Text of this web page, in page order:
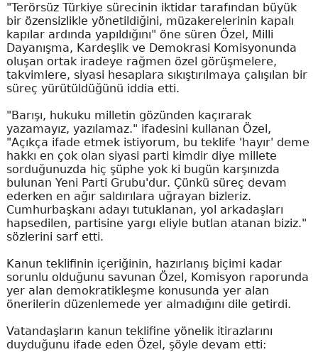
"Terörsüz Türkiye sürecinin iktidar tarafından büyük
bir özensizlikle yönetildiğini, müzakerelerinin kapalı
kapılar ardında yapıldığını" öne süren Özel, Milli
Dayanışma, Kardeşlik ve Demokrasi Komisyonunda
oluşan ortak iradeye rağmen özel görüşmelere,
takvimlere, siyasi hesaplara sıkıştırılmaya çalışılan bir
süreç yürütüldüğünü iddia etti.
"Barışı, hukuku milletin gözünden kaçırarak
yazamayız, yazılamaz." ifadesini kullanan Özel,
"Açıkça ifade etmek istiyorum, bu teklife 'hayır' deme
hakkı en çok olan siyasi parti kimdir diye millete
sorduğunuzda hiç şüphe yok ki bugün karşınızda
bulunan Yeni Parti Grubu'dur. Çünkü süreç devam
ederken en ağır saldırılara uğrayan bizleriz.
Cumhurbaşkanı adayı tutuklanan, yol arkadaşları
hapsedilen, partisine yargı eliyle butlan atanan biziz."
sözlerini sarf etti.
Kanun teklifinin içeriğinin, hazırlanış biçimi kadar
sorunlu olduğunu savunan Özel, Komisyon raporunda
yer alan demokratikleşme konusunda yer alan
önerilerin düzenlemede yer almadığını dile getirdi.
Vatandaşların kanun teklifine yönelik itirazlarını
duyduğunu ifade eden Özel, şöyle devam etti: